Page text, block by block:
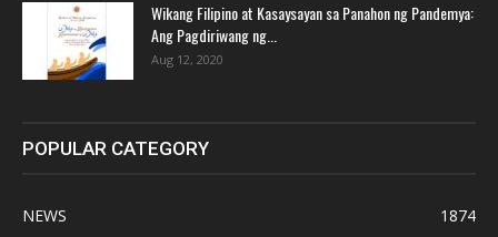
Wikang Filipino at Kasaysayan sa Panahon ng Pandemya:
Ang Pagdiriwang ng...
Aug 12, 2020
POPULAR CATEGORY
NEWS
1874